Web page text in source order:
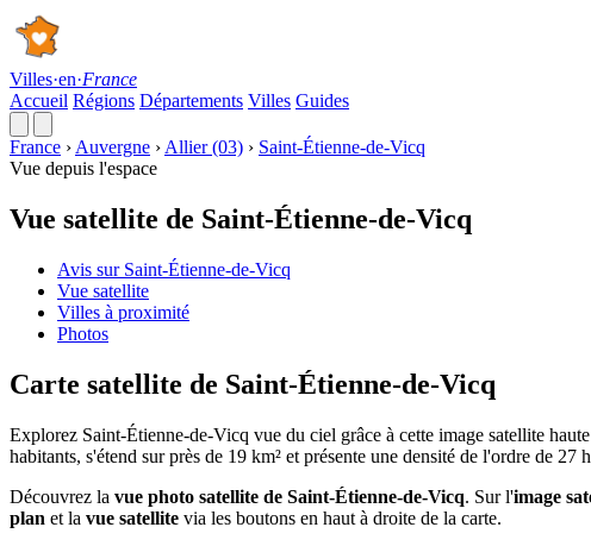
Villes·en·France
Accueil Régions Départements Villes Guides
France › Auvergne › Allier (03) › Saint-Étienne-de-Vicq
Vue depuis l'espace
Vue satellite de Saint-Étienne-de-Vicq
Avis sur Saint-Étienne-de-Vicq
Vue satellite
Villes à proximité
Photos
Carte satellite de Saint-Étienne-de-Vicq
Explorez Saint-Étienne-de-Vicq vue du ciel grâce à cette image satellite
habitants, s'étend sur près de 19 km² et présente une densité de l'ordre de
Découvrez la vue photo satellite de Saint-Étienne-de-Vicq. Sur l'image
plan et la vue satellite via les boutons en haut à droite de la carte.